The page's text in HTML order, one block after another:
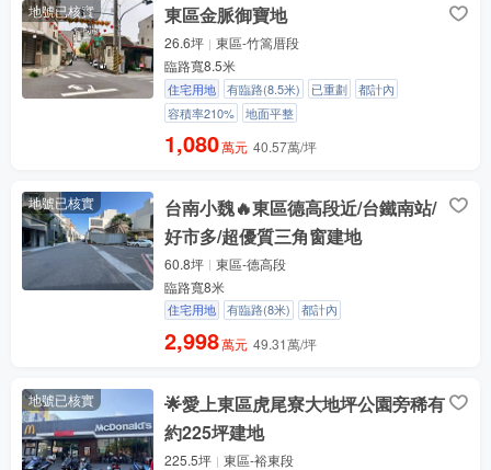
地號已核實 東區金脈御寶地
26.6坪
東區-竹篙厝段
臨路寬8.5米
住宅用地 有臨路(8.5米) 已重劃
都計內
容積率210%
地面平整
1,080萬元 40.57萬/坪
地號已核實
台南小魏🔥東區德高段近/台鐵南站/
好市多/超優質三角窗建地
60.8坪
東區-德高段
臨路寬8米
住宅用地 有臨路(8米) 都計內
2,998萬元 49.31萬/坪
地號已核實
🌟愛上東區虎尾寮大地坪公園旁稀有
約225坪建地
225.5坪
東區-裕東段